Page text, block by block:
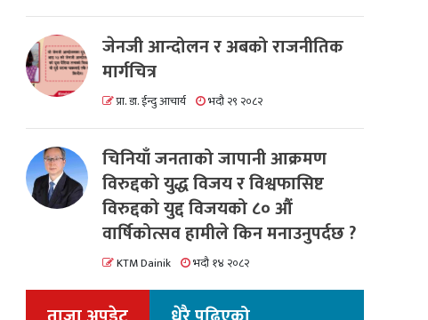
जेनजी आन्दोलन र अबको राजनीतिक
मार्गचित्र
प्रा. डा. ईन्दु आचार्य भदौ २९ २०८२
चिनियाँ जनताको जापानी आक्रमण
विरुद्दको युद्ध विजय र विश्वफासिष्ट
विरुद्दको युद्द विजयको ८० औं
वार्षिकोत्सव हामीले किन मनाउनुपर्दछ ?
KTM Dainik भदौ १४ २०८२